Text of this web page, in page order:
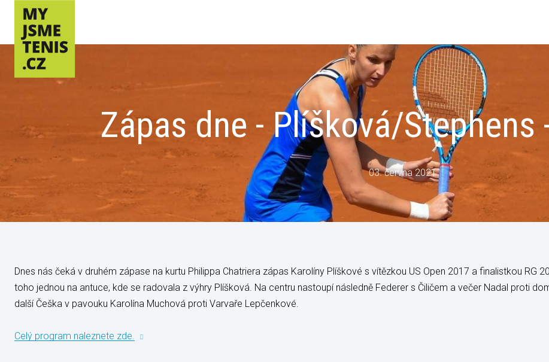
Zápas dne - Plíšková/Stephens
03. června 2021
Dnes nás čeká v druhém zápase na kurtu Philippa Chatriera zápas Karolíny Plíškové s vítězkou US Open 2017 a finalistkou RG
toho jednou na antuce, kde se radovala z výhry Plíšková. Na centru nastoupí následně Federer s Čiličem a večer Nadal proti
další Češka v pavouku Karolína Muchová proti Varvaře Lepčenkové.
Celý program naleznete zde.